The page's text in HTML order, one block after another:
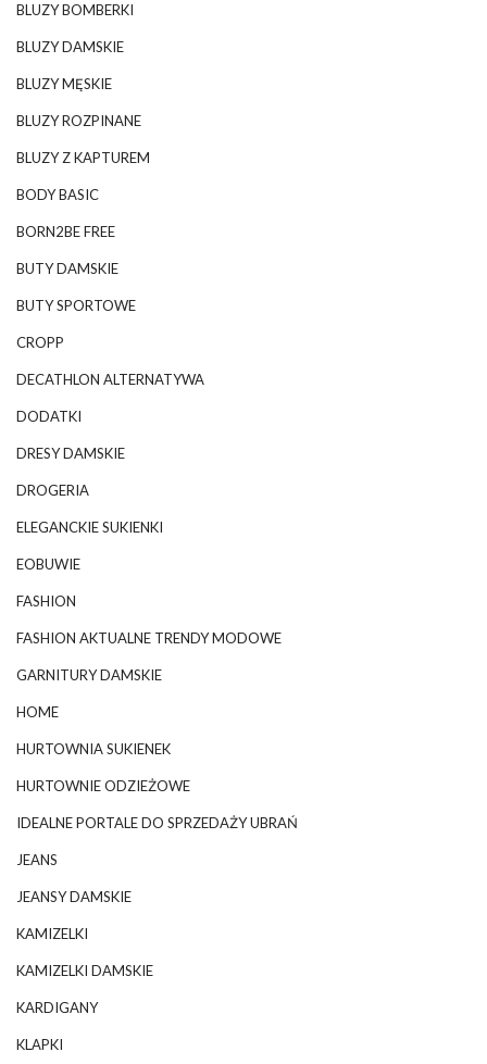
BLUZY BOMBERKI
BLUZY DAMSKIE
BLUZY MĘSKIE
BLUZY ROZPINANE
BLUZY Z KAPTUREM
BODY BASIC
BORN2BE FREE
BUTY DAMSKIE
BUTY SPORTOWE
CROPP
DECATHLON ALTERNATYWA
DODATKI
DRESY DAMSKIE
DROGERIA
ELEGANCKIE SUKIENKI
EOBUWIE
FASHION
FASHION AKTUALNE TRENDY MODOWE
GARNITURY DAMSKIE
HOME
HURTOWNIA SUKIENEK
HURTOWNIE ODZIEŻOWE
IDEALNE PORTALE DO SPRZEDAŻY UBRAŃ
JEANS
JEANSY DAMSKIE
KAMIZELKI
KAMIZELKI DAMSKIE
KARDIGANY
KLAPKI